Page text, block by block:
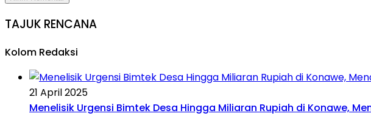
TAJUK RENCANA
Kolom Redaksi
21 April 2025
Menelisik Urgensi Bimtek Desa Hingga Miliaran Rupiah di Konawe,